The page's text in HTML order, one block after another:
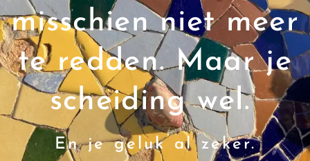
misschien niet meer
te redden. Maar je
scheiding wel.
En je geluk al zeker.